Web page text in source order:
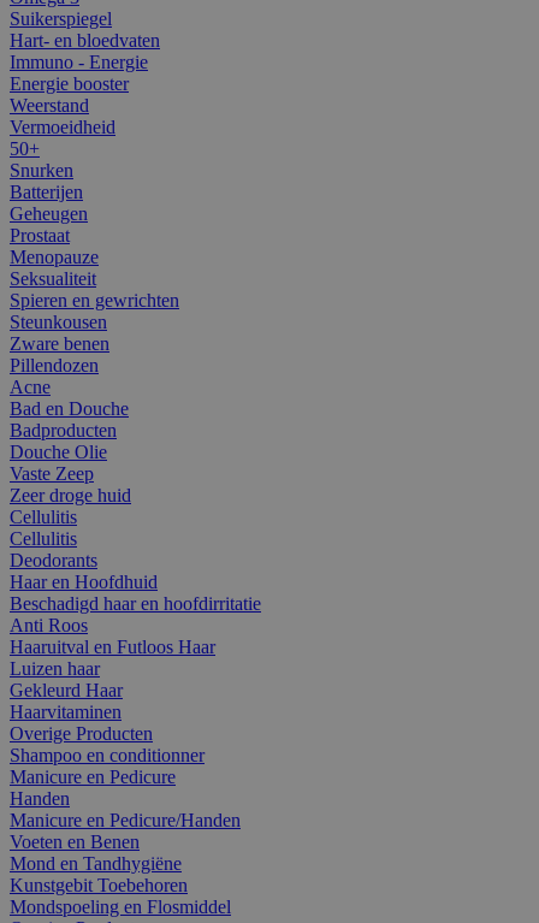
Suikerspiegel
Hart- en bloedvaten
Immuno - Energie
Energie booster
Weerstand
Vermoeidheid
50+
Snurken
Batterijen
Geheugen
Prostaat
Menopauze
Seksualiteit
Spieren en gewrichten
Steunkousen
Zware benen
Pillendozen
Acne
Bad en Douche
Badproducten
Douche Olie
Vaste Zeep
Zeer droge huid
Cellulitis
Cellulitis
Deodorants
Haar en Hoofdhuid
Beschadigd haar en hoofdirritatie
Anti Roos
Haaruitval en Futloos Haar
Luizen haar
Gekleurd Haar
Haarvitaminen
Overige Producten
Shampoo en conditionner
Manicure en Pedicure
Handen
Manicure en Pedicure/Handen
Voeten en Benen
Mond en Tandhygiëne
Kunstgebit Toebehoren
Mondspoeling en Flosmiddel